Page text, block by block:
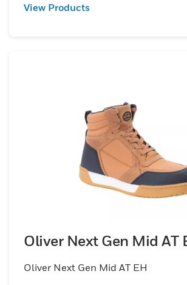
View Products
Oliver Next Gen Mid AT
Oliver Next Gen Mid AT EH